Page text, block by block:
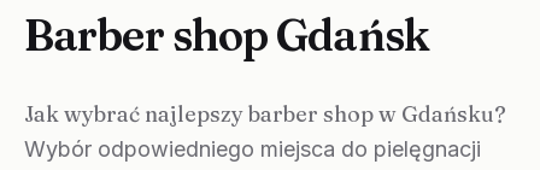
Barber shop Gdańsk
Jak wybrać najlepszy barber shop w Gdańsku?
Wybór odpowiedniego miejsca do pielęgnacji